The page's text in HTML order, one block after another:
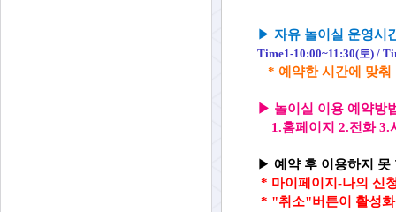
▶ 자유 놀이실 운영시
Time1-10:00~11:30(토) /
* 예약한 시간에 맞춰
▶ 놀이실 이용 예약방
1.홈페이지 2.전화 3.
▶ 예약 후 이용하지 못
* 마이페이지-나의 신
* "취소"버튼이 활성화